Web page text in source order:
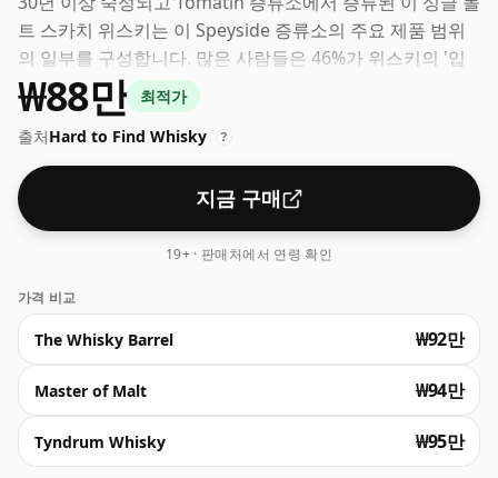
트 스카치 위스키는 이 Speyside 증류소의 주요 제품 범위
의 일부를 구성합니다. 많은 사람들은 46%가 위스키의 '입
느낌'과 풍부한 풍미를 경험하기에 좋은 ABV라고 생각합니
다.
₩88만
최적가
출처Hard to Find Whisky ?
지금 구매
19+ · 판매처에서 연령 확인
가격 비교
The Whisky Barrel ₩92만
Master of Malt ₩94만
Tyndrum Whisky ₩95만